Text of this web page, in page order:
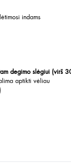
indams
degimo slėgiui (virš
aptikti vėliau